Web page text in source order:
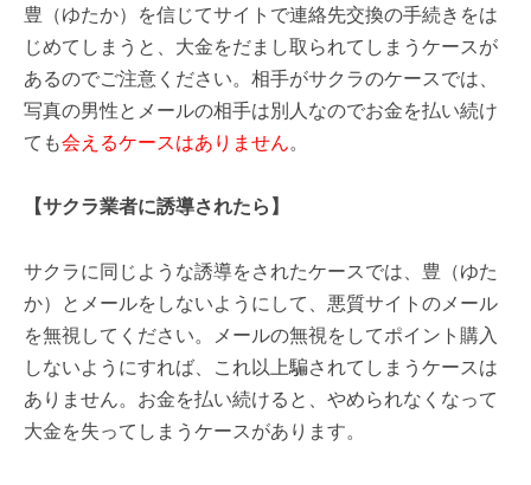
豊（ゆたか）を信じてサイトで連絡先交換の手続きをは
じめてしまうと、大金をだまし取られてしまうケースが
あるのでご注意ください。相手がサクラのケースでは、
写真の男性とメールの相手は別人なのでお金を払い続け
ても会えるケースはありません。
【サクラ業者に誘導されたら】
サクラに同じような誘導をされたケースでは、豊（ゆた
か）とメールをしないようにして、悪質サイトのメール
を無視してください。メールの無視をしてポイント購入
しないようにすれば、これ以上騙されてしまうケースは
ありません。お金を払い続けると、やめられなくなって
大金を失ってしまうケースがあります。